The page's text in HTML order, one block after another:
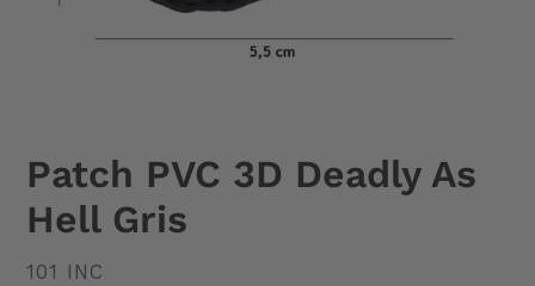
Patch PVC 3D Deadly As
Hell Gris
DISTRIBUTEUR
101 INC